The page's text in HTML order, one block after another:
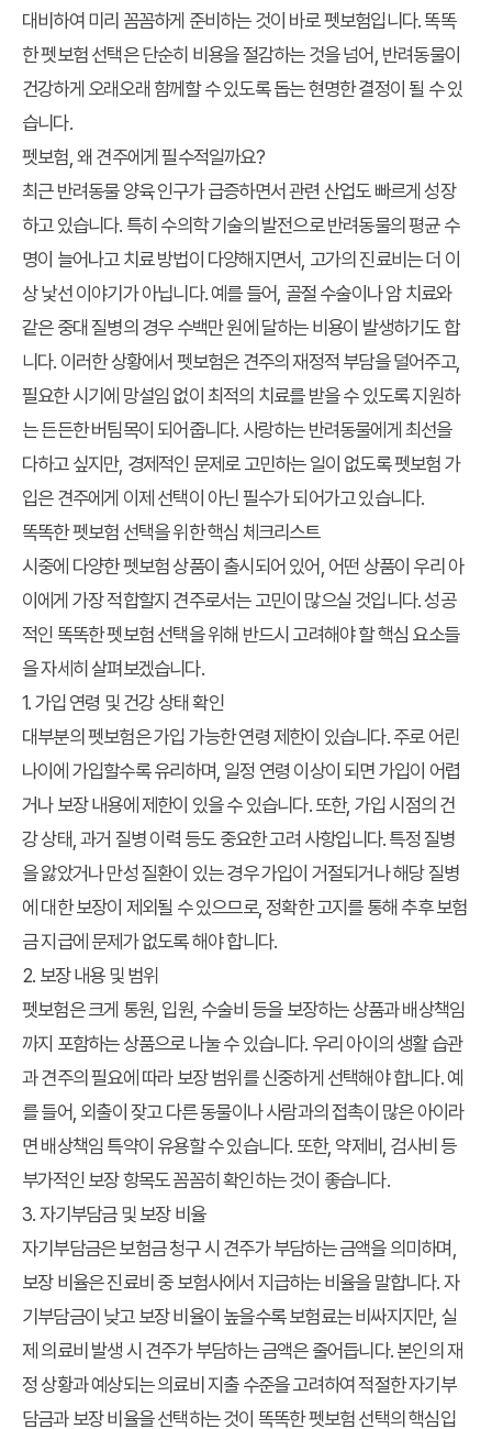
대비하여 미리 꼼꼼하게 준비하는 것이 바로 펫보험입니다. 똑똑
한 펫보험 선택은 단순히 비용을 절감하는 것을 넘어, 반려동물이
건강하게 오래오래 함께할 수 있도록 돕는 현명한 결정이 될 수 있
습니다.
펫보험, 왜 견주에게 필수적일까요?
최근 반려동물 양육 인구가 급증하면서 관련 산업도 빠르게 성장
하고 있습니다. 특히 수의학 기술의 발전으로 반려동물의 평균 수
명이 늘어나고 치료 방법이 다양해지면서, 고가의 진료비는 더 이
상 낯선 이야기가 아닙니다. 예를 들어, 골절 수술이나 암 치료와
같은 중대 질병의 경우 수백만 원에 달하는 비용이 발생하기도 합
니다. 이러한 상황에서 펫보험은 견주의 재정적 부담을 덜어주고,
필요한 시기에 망설임 없이 최적의 치료를 받을 수 있도록 지원하
는 든든한 버팀목이 되어줍니다. 사랑하는 반려동물에게 최선을
다하고 싶지만, 경제적인 문제로 고민하는 일이 없도록 펫보험 가
입은 견주에게 이제 선택이 아닌 필수가 되어가고 있습니다.
똑똑한 펫보험 선택을 위한 핵심 체크리스트
시중에 다양한 펫보험 상품이 출시되어 있어, 어떤 상품이 우리 아
이에게 가장 적합할지 견주로서는 고민이 많으실 것입니다. 성공
적인 똑똑한 펫보험 선택을 위해 반드시 고려해야 할 핵심 요소들
을 자세히 살펴보겠습니다.
1. 가입 연령 및 건강 상태 확인
대부분의 펫보험은 가입 가능한 연령 제한이 있습니다. 주로 어린
나이에 가입할수록 유리하며, 일정 연령 이상이 되면 가입이 어렵
거나 보장 내용에 제한이 있을 수 있습니다. 또한, 가입 시점의 건
강 상태, 과거 질병 이력 등도 중요한 고려 사항입니다. 특정 질병
을 앓았거나 만성 질환이 있는 경우 가입이 거절되거나 해당 질병
에 대한 보장이 제외될 수 있으므로, 정확한 고지를 통해 추후 보험
금 지급에 문제가 없도록 해야 합니다.
2. 보장 내용 및 범위
펫보험은 크게 통원, 입원, 수술비 등을 보장하는 상품과 배상책임
까지 포함하는 상품으로 나눌 수 있습니다. 우리 아이의 생활 습관
과 견주의 필요에 따라 보장 범위를 신중하게 선택해야 합니다. 예
를 들어, 외출이 잦고 다른 동물이나 사람과의 접촉이 많은 아이라
면 배상책임 특약이 유용할 수 있습니다. 또한, 약제비, 검사비 등
부가적인 보장 항목도 꼼꼼히 확인하는 것이 좋습니다.
3. 자기부담금 및 보장 비율
자기부담금은 보험금 청구 시 견주가 부담하는 금액을 의미하며,
보장 비율은 진료비 중 보험사에서 지급하는 비율을 말합니다. 자
기부담금이 낮고 보장 비율이 높을수록 보험료는 비싸지지만, 실
제 의료비 발생 시 견주가 부담하는 금액은 줄어듭니다. 본인의 재
정 상황과 예상되는 의료비 지출 수준을 고려하여 적절한 자기부
담금과 보장 비율을 선택하는 것이 똑똑한 펫보험 선택의 핵심입